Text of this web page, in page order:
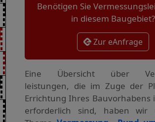
Benötigen Sie
in diesem Baugebiet?
Zur eAnfrage
Eine Übersicht über
leistungen, die im Zuge der
Errichtung Ihres Bauvorhabens
erforderlich sind, haben wir